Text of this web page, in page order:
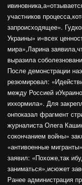
участников
запроисходящее».
Украины» и«всех
мира»,Ларина
выразила
После демонстрации
резюмировал:
между Россией
ихкормила». Для
онпоказал фрагмент
журналиста Олега
сокончанием войны»
«антивоенные
заявил: «Похоже,так
заниматься»,исюжет
Ранее администрация